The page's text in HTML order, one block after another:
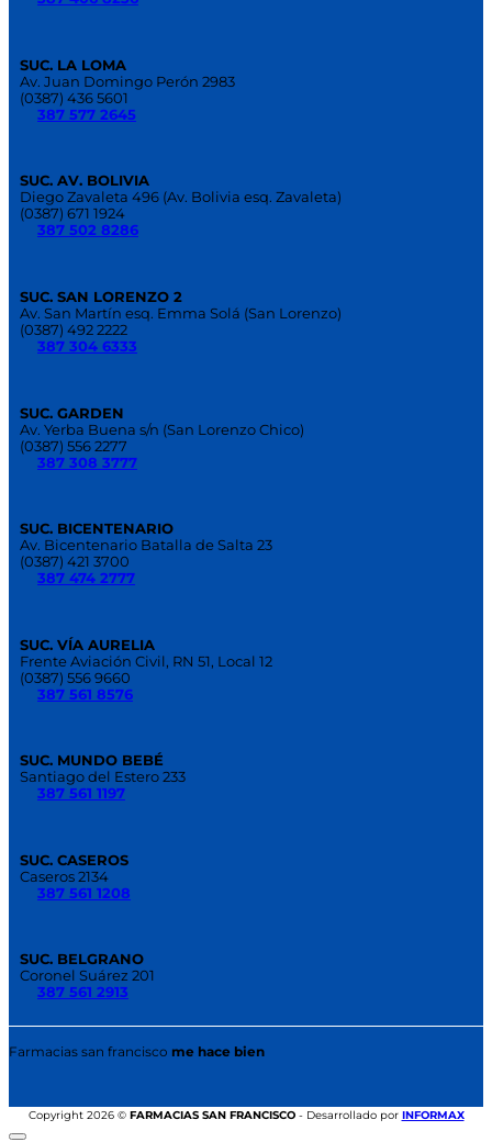
SUC. LA LOMA
Av. Juan Domingo Perón 2983
(0387) 436 5601
387 577 2645
SUC. AV. BOLIVIA
Diego Zavaleta 496 (Av. Bolivia esq. Zavaleta)
(0387) 671 1924
387 502 8286
SUC. SAN LORENZO 2
Av. San Martín esq. Emma Solá (San Lorenzo)
(0387) 492 2222
387 304 6333
SUC. GARDEN
Av. Yerba Buena s/n (San Lorenzo Chico)
(0387) 556 2277
387 308 3777
SUC. BICENTENARIO
Av. Bicentenario Batalla de Salta 23
(0387) 421 3700
387 474 2777
SUC. VÍA AURELIA
Frente Aviación Civil, RN 51, Local 12
(0387) 556 9660
387 561 8576
SUC. MUNDO BEBÉ
Santiago del Estero 233
387 561 1197
SUC. CASEROS
Caseros 2134
387 561 1208
SUC. BELGRANO
Coronel Suárez 201
387 561 2913
Farmacias san francisco me hace bien
Las funciones de rastreo en el móvil se han vuelto comunes
porque ayudan a saber dónde está nuestro propio dispositivo
Copyright 2026 © FARMACIAS SAN FRANCISCO- Desarrollado por INFORMAX